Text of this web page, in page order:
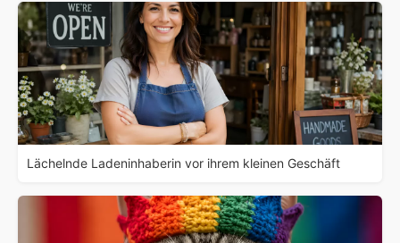
Lächelnde Ladeninhaberin vor ihrem kleinen Geschäft